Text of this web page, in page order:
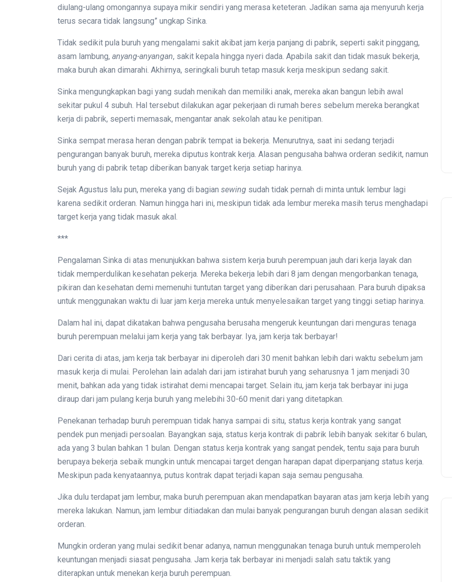
diulang-ulang omongannya supaya mikir sendiri yang merasa keteteran. Jadikan sama aja menyuruh kerja
terus secara tidak langsung” ungkap Sinka.
Tidak sedikit pula buruh yang mengalami sakit akibat jam kerja panjang di pabrik, seperti sakit pinggang,
asam lambung, anyang-anyangan, sakit kepala hingga nyeri dada. Apabila sakit dan tidak masuk bekerja,
maka buruh akan dimarahi. Akhirnya, seringkali buruh tetap masuk kerja meskipun sedang sakit.
Sinka mengungkapkan bagi yang sudah menikah dan memiliki anak, mereka akan bangun lebih awal
sekitar pukul 4 subuh. Hal tersebut dilakukan agar pekerjaan di rumah beres sebelum mereka berangkat
kerja di pabrik, seperti memasak, mengantar anak sekolah atau ke penitipan.
Sinka sempat merasa heran dengan pabrik tempat ia bekerja. Menurutnya, saat ini sedang terjadi
pengurangan banyak buruh, mereka diputus kontrak kerja. Alasan pengusaha bahwa orderan sedikit, namun
buruh yang di pabrik tetap diberikan banyak target kerja setiap harinya.
Sejak Agustus lalu pun, mereka yang di bagian sewing sudah tidak pernah di minta untuk lembur lagi
karena sedikit orderan. Namun hingga hari ini, meskipun tidak ada lembur mereka masih terus menghadapi
target kerja yang tidak masuk akal.
***
Pengalaman Sinka di atas menunjukkan bahwa sistem kerja buruh perempuan jauh dari kerja layak dan
tidak memperdulikan kesehatan pekerja. Mereka bekerja lebih dari 8 jam dengan mengorbankan tenaga,
pikiran dan kesehatan demi memenuhi tuntutan target yang diberikan dari perusahaan. Para buruh dipaksa
untuk menggunakan waktu di luar jam kerja mereka untuk menyelesaikan target yang tinggi setiap harinya.
Dalam hal ini, dapat dikatakan bahwa pengusaha berusaha mengeruk keuntungan dari menguras tenaga
buruh perempuan melalui jam kerja yang tak berbayar. Iya, jam kerja tak berbayar!
Dari cerita di atas, jam kerja tak berbayar ini diperoleh dari 30 menit bahkan lebih dari waktu sebelum jam
masuk kerja di mulai. Perolehan lain adalah dari jam istirahat buruh yang seharusnya 1 jam menjadi 30
menit, bahkan ada yang tidak istirahat demi mencapai target. Selain itu, jam kerja tak berbayar ini juga
diraup dari jam pulang kerja buruh yang melebihi 30-60 menit dari yang ditetapkan.
Penekanan terhadap buruh perempuan tidak hanya sampai di situ, status kerja kontrak yang sangat
pendek pun menjadi persoalan. Bayangkan saja, status kerja kontrak di pabrik lebih banyak sekitar 6 bulan,
ada yang 3 bulan bahkan 1 bulan. Dengan status kerja kontrak yang sangat pendek, tentu saja para buruh
berupaya bekerja sebaik mungkin untuk mencapai target dengan harapan dapat diperpanjang status kerja.
Meskipun pada kenyataannya, putus kontrak dapat terjadi kapan saja semau pengusaha.
Jika dulu terdapat jam lembur, maka buruh perempuan akan mendapatkan bayaran atas jam kerja lebih yang
mereka lakukan. Namun, jam lembur ditiadakan dan mulai banyak pengurangan buruh dengan alasan sedikit
orderan.
Mungkin orderan yang mulai sedikit benar adanya, namun menggunakan tenaga buruh untuk memperoleh
keuntungan menjadi siasat pengusaha. Jam kerja tak berbayar ini menjadi salah satu taktik yang
diterapkan untuk menekan kerja buruh perempuan.